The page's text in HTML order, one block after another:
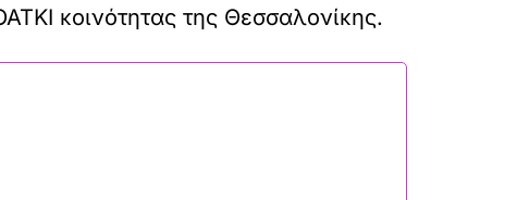
κοινότητας της Θεσσαλονίκης.